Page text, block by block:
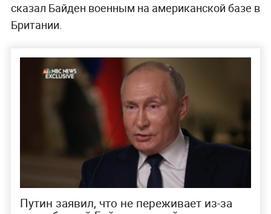
сказал Байден военным на американской базе в
Британии.
Путин заявил, что не переживает из-за